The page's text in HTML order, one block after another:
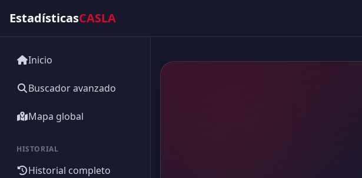
EstadísticasCASLA
Inicio
Buscador avanzado
Mapa global
HISTORIAL
Historial completo